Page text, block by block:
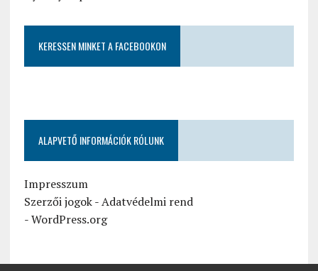
KERESSEN MINKET A FACEBOOKON
ALAPVETŐ INFORMÁCIÓK RÓLUNK
Impresszum
Szerzői jogok-Adatvédelmi rend
-WordPress.org